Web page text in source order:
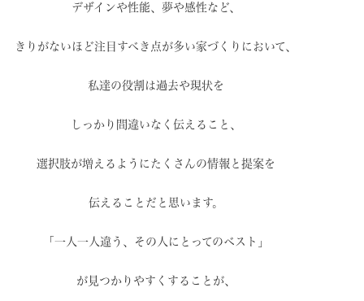
デザインや性能、夢や感性など、
きりがないほど注目すべき点が多い家づくりにおいて、
私達の役割は過去や現状を
しっかり間違いなく伝えること、
選択肢が増えるように たくさんの情報と提案を
伝えることだと思います。
「一人一人違う、その人にとってのベスト」
が見つかりやすくすることが、